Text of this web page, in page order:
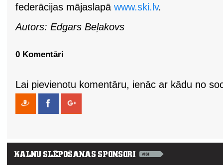
federācijas mājaslapā www.ski.lv.
Autors: Edgars Beļakovs
0 Komentāri
Lai pievienotu komentāru, ienāc ar kādu no